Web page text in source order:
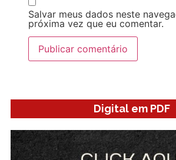
Salvar meus dados neste
próxima vez que eu comentar.
Digital em PDF